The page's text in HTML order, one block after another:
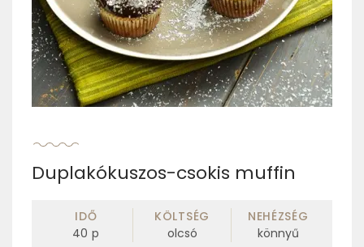
Duplakókuszos-csokis muffin
IDŐ
40 p
KÖLTSÉG
olcsó
NEHÉZSÉG
könnyű